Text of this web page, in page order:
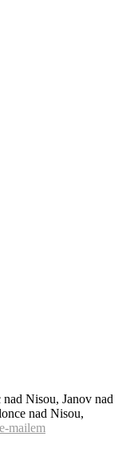
Nisou, Janov nad
nad Nisou,
mailem